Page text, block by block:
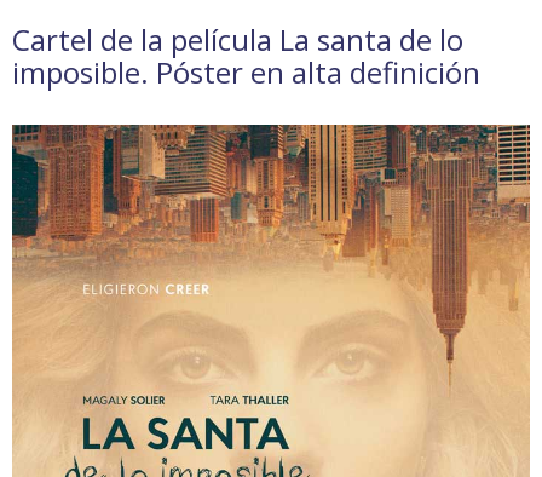
Cartel de la película La santa de lo
imposible. Póster en alta definición